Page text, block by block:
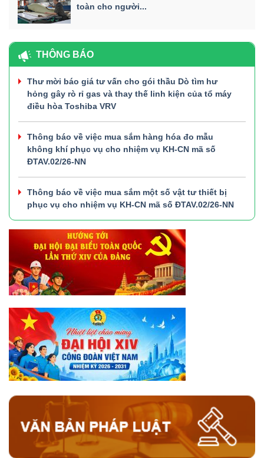
toàn cho người...
THÔNG BÁO
Thư mời báo giá tư vấn cho gói thầu Dò tìm hư
hỏng gây rò rỉ gas và thay thế linh kiện của tổ máy
điều hòa Toshiba VRV
Thông báo về việc mua sắm hàng hóa đo mẫu
không khí phục vụ cho nhiệm vụ KH-CN mã số
ĐTAV.02/26-NN
Thông báo về việc mua sắm một số vật tư thiết bị
phục vụ cho nhiệm vụ KH-CN mã số ĐTAV.02/26-NN